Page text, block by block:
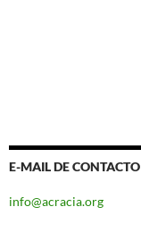
E-MAIL DE CONTACTO
info@acracia.org